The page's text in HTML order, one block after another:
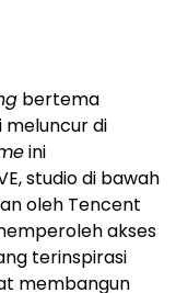
bertema
di
ini
studio di bawah
oleh Tencent
akses
terinspirasi
membangun